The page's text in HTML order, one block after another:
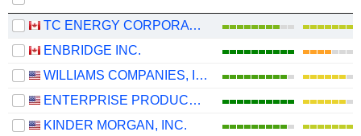
TC ENERGY CORPORATION
ENBRIDGE INC.
WILLIAMS COMPANIES, INC.
ENTERPRISE PRODUCTS PARTNERS L.P.
KINDER MORGAN, INC.